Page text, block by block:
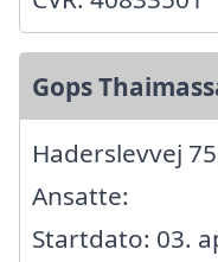
Gops
Haderslevvej
Ansatte:
Startdato: 03.